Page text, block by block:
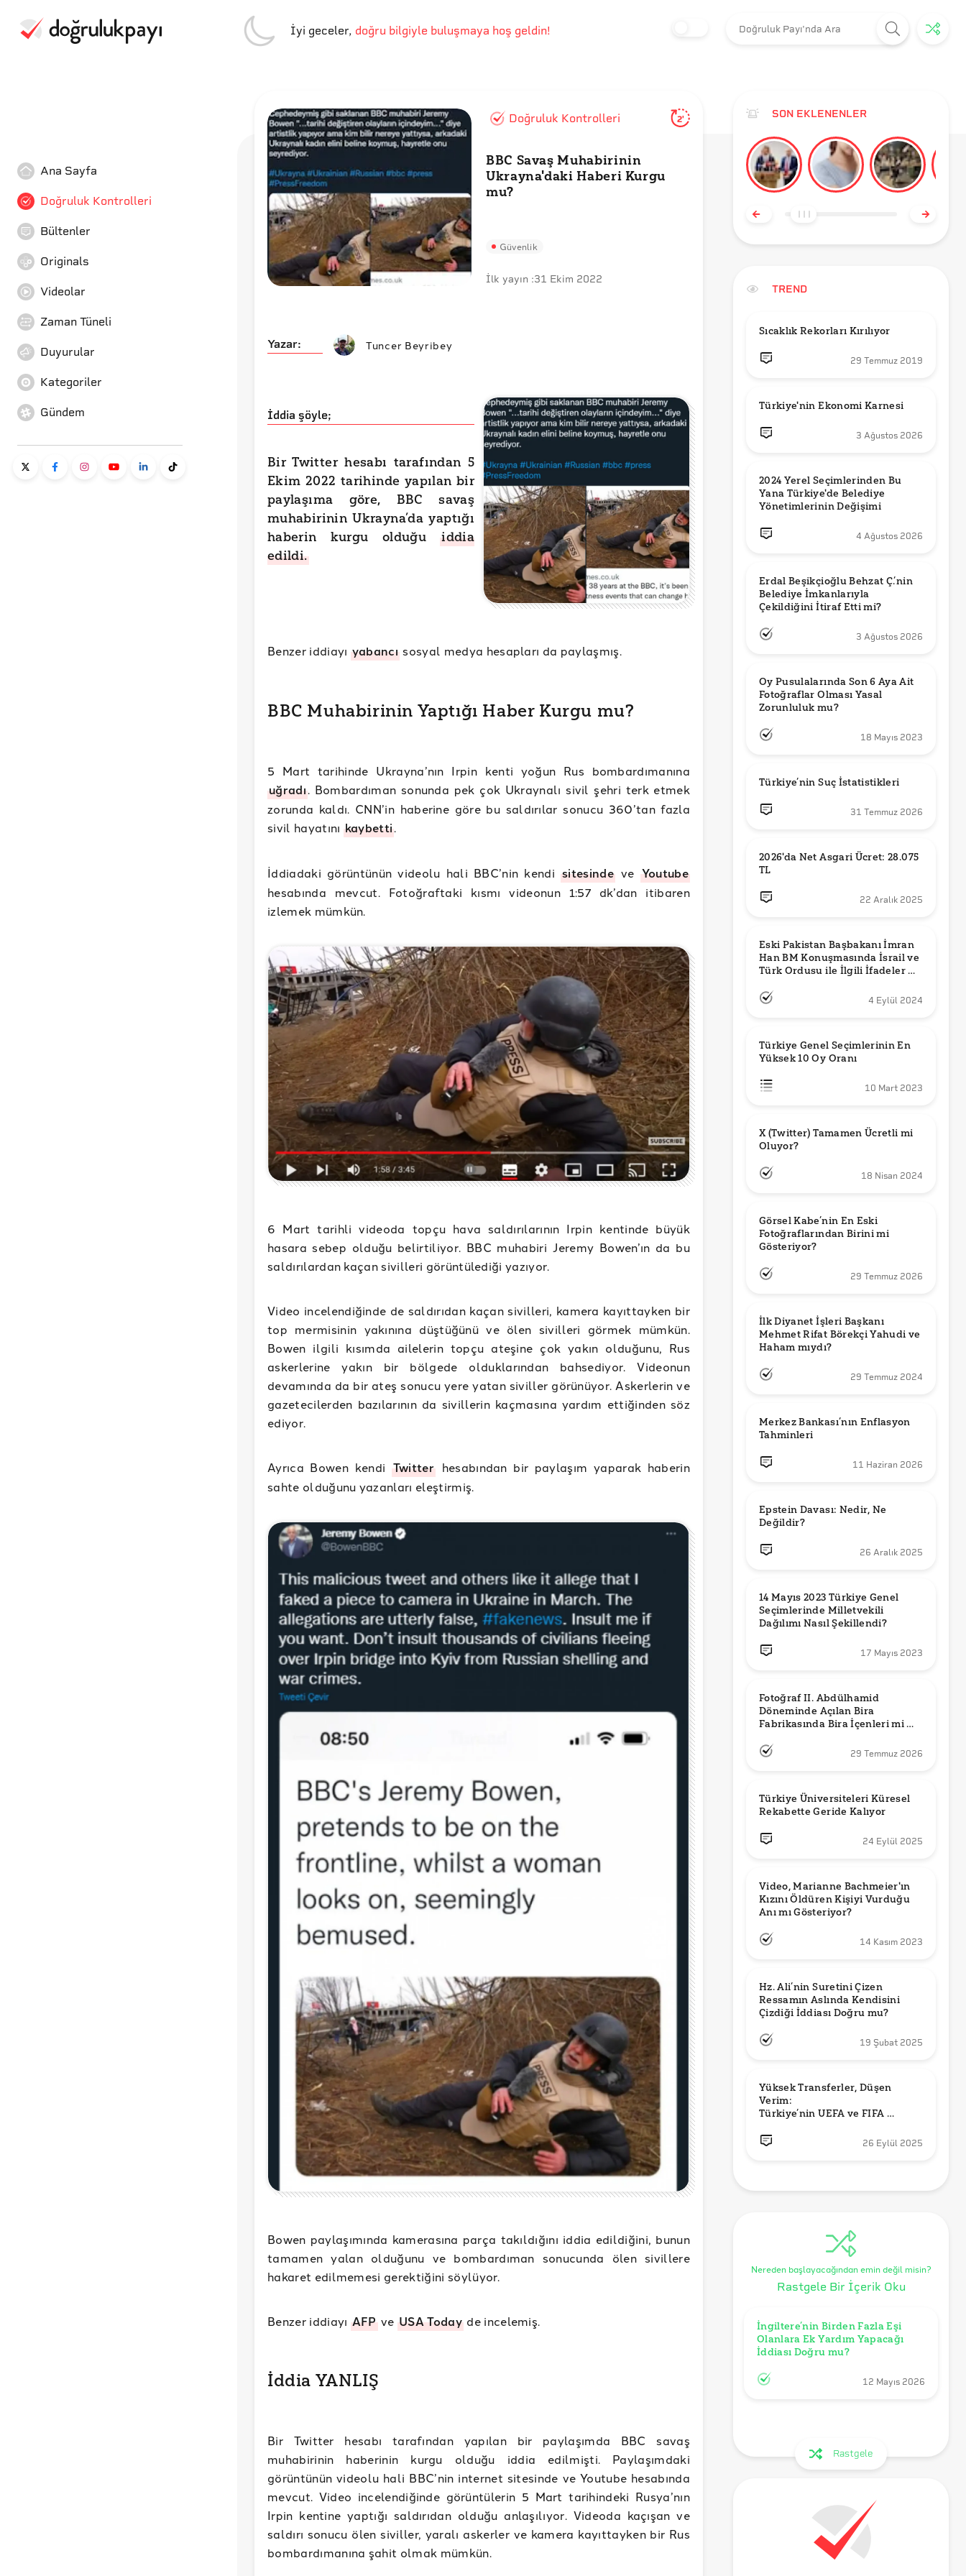
İyi geceler, doğru bilgiyle buluşmaya hoş geldin!
Ana Sayfa
Doğruluk Kontrolleri
Bültenler
Originals
Videolar
Zaman Tüneli
Duyurular
Kategoriler
Gündem
Doğruluk Kontrolleri 2'
BBC Savaş Muhabirinin
Ukrayna'daki Haberi Kurgu
mu?
Güvenlik
İlk yayın :31 Ekim 2022
Yazar: Tuncer Beyribey
İddia şöyle;
Bir Twitter hesabı tarafından 5
Ekim 2022 tarihinde yapılan bir
paylaşıma göre, BBC savaş
muhabirinin Ukrayna’da yaptığı
haberin kurgu olduğuiddia
edildi.
Benzer iddiayı yabancı sosyal medya hesapları da paylaşmış.
BBC Muhabirinin Yaptığı Haber Kurgu mu?
5 Mart tarihinde Ukrayna’nın Irpin kenti yoğun Rus bombardımanına
uğradı. Bombardıman sonunda pek çok Ukraynalı sivil şehri terk etmek
zorunda kaldı. CNN’in haberine göre bu saldırılar sonucu 360’tan fazla
sivil hayatını kaybetti.
İddiadaki görüntünün videolu hali BBC’nin kendisitesindeve Youtube
hesabında mevcut. Fotoğraftaki kısmı videonun 1:57 dk’dan itibaren
izlemek mümkün.
6 Mart tarihli videoda topçu hava saldırılarının Irpin kentinde büyük
hasara sebep olduğu belirtiliyor. BBC muhabiri Jeremy Bowen’ın da bu
saldırılardan kaçan sivilleri görüntülediği yazıyor.
Video incelendiğinde de saldırıdan kaçan sivilleri, kamera kayıttayken bir
top mermisinin yakınına düştüğünü ve ölen sivilleri görmek mümkün.
Bowen ilgili kısımda ailelerin topçu ateşine çok yakın olduğunu, Rus
askerlerine yakın bir bölgede olduklarından bahsediyor. Videonun
devamında da bir ateş sonucu yere yatan siviller görünüyor. Askerlerin ve
gazetecilerden bazılarının da sivillerin kaçmasına yardım ettiğinden söz
ediyor.
Ayrıca Bowen kendi Twitter hesabından bir paylaşım yaparak haberin
sahte olduğunu yazanları eleştirmiş.
Bowen paylaşımında kamerasına parça takıldığını iddia edildiğini, bunun
tamamen yalan olduğunu ve bombardıman sonucunda ölen sivillere
hakaret edilmemesi gerektiğini söylüyor.
Benzer iddiayı AFPveUSA Todayde incelemiş.
İddia YANLIŞ
Bir Twitter hesabı tarafından yapılan bir paylaşımda BBC savaş
muhabirinin haberinin kurgu olduğu iddia edilmişti. Paylaşımdaki
görüntünün videolu hali BBC’nin internet sitesinde ve Youtube hesabında
mevcut. Video incelendiğinde görüntülerin 5 Mart tarihindeki Rusya’nın
Irpin kentine yaptığı saldırıdan olduğu anlaşılıyor. Videoda kaçışan ve
saldırı sonucu ölen siviller, yaralı askerler ve kamera kayıttayken bir Rus
bombardımanına şahit olmak mümkün.
SON EKLENENLER
TREND
Sıcaklık Rekorları Kırılıyor
29 Temmuz 2019
Türkiye'nin Ekonomi Karnesi
3 Ağustos 2026
2024 Yerel Seçimlerinden Bu
Yana Türkiye'de Belediye
Yönetimlerinin Değişimi
4 Ağustos 2026
Erdal Beşikçioğlu Behzat Ç.’nin
Belediye İmkanlarıyla
3 Ağustos 2026
Oy Pusulalarında Son 6 Aya Ait
Fotoğraflar Olması Yasal
Zorunluluk mu?
18 Mayıs 2023
Türkiye’nin Suç İstatistikleri
31 Temmuz 2026
2026'da Net Asgari Ücret: 28.075
TL
22 Aralık 2025
Eski Pakistan Başbakanı İmran
Han BM Konuşmasında İsrail ve
Türk Ordusu ile İlgili İfadeler mi
4 Eylül 2024
Türkiye Genel Seçimlerinin En
Yüksek 10 Oy Oranı
10 Mart 2023
X (Twitter) Tamamen Ücretli mi
Oluyor?
18 Nisan 2024
Görsel Kabe’nin En Eski
Fotoğraflarından Birini mi
Gösteriyor?
29 Temmuz 2026
İlk Diyanet İşleri Başkanı
Mehmet Rifat Börekçi Yahudi ve
Haham mıydı?
29 Temmuz 2024
Merkez Bankası’nın Enflasyon
Tahminleri
11 Haziran 2026
Epstein Davası: Nedir, Ne
Değildir?
26 Aralık 2025
14 Mayıs 2023 Türkiye Genel
Seçimlerinde Milletvekili
Dağılımı Nasıl Şekillendi?
17 Mayıs 2023
Fotoğraf II. Abdülhamid
Döneminde Açılan Bira
Fabrikasında Bira İçenleri mi
29 Temmuz 2026
Türkiye Üniversiteleri Küresel
Rekabette Geride Kalıyor
24 Eylül 2025
Video, Marianne Bachmeier'ın
Kızını Öldüren Kişiyi Vurduğu
14 Kasım 2023
Hz. Ali’nin Suretini Çizen
Ressamın Aslında Kendisini
Çizdiği İddiası Doğru mu?
19 Şubat 2025
Yüksek Transferler, Düşen
Verim:
Türkiye’nin UEFA ve FIFA
26 Eylül 2025
Nereden başlayacağından emin değil misin?
Rastgele Bir İçerik Oku
İngiltere’nin Birden Fazla Eşi
Olanlara Ek Yardım Yapacağı
İddiası Doğru mu?
12 Mayıs 2026
Rastgele